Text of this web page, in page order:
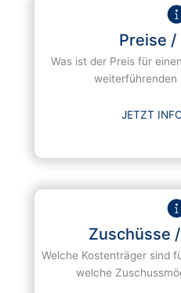
Preise /
Was ist der Preis für
weiterführenden
JETZT
Zuschüsse
Welche Kostenträger sind
welche